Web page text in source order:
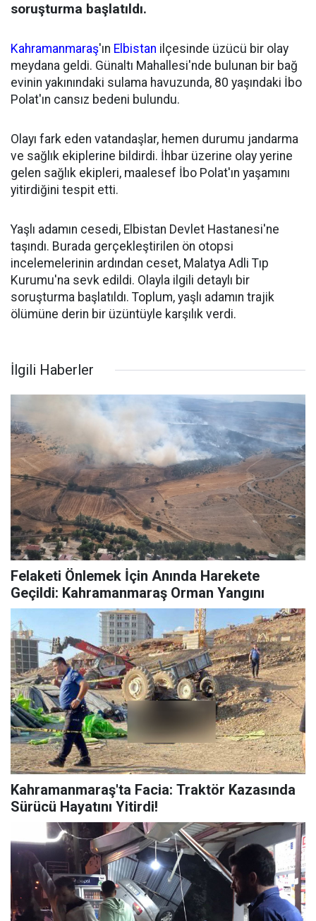
soruşturma başlatıldı.
Kahramanmaraş'ın Elbistan ilçesinde üzücü bir olay
meydana geldi. Günaltı Mahallesi'nde bulunan bir bağ
evinin yakınındaki sulama havuzunda, 80 yaşındaki İbo
Polat'ın cansız bedeni bulundu.
Olayı fark eden vatandaşlar, hemen durumu jandarma
ve sağlık ekiplerine bildirdi. İhbar üzerine olay yerine
gelen sağlık ekipleri, maalesef İbo Polat'ın yaşamını
yitirdiğini tespit etti.
Yaşlı adamın cesedi, Elbistan Devlet Hastanesi'ne
taşındı. Burada gerçekleştirilen ön otopsi
incelemelerinin ardından ceset, Malatya Adli Tıp
Kurumu'na sevk edildi. Olayla ilgili detaylı bir
soruşturma başlatıldı. Toplum, yaşlı adamın trajik
ölümüne derin bir üzüntüyle karşılık verdi.
İlgili Haberler
Felaketi Önlemek İçin Anında Harekete
Geçildi: Kahramanmaraş Orman Yangını
Kahramanmaraş'ta Facia: Traktör Kazasında
Sürücü Hayatını Yitirdi!